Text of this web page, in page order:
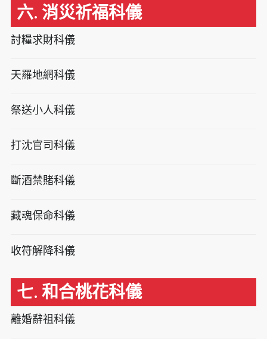
六. 消災祈福科儀
討糧求財科儀
天羅地網科儀
祭送小人科儀
打沈官司科儀
斷酒禁賭科儀
藏魂保命科儀
收符解降科儀
七. 和合桃花科儀
離婚辭祖科儀